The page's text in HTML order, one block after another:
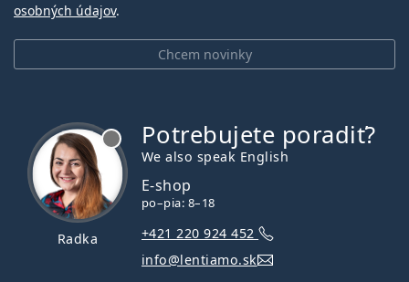
Chcem novinky
osobných údajov.
Radka
Potrebujete poradiť?
We also speak English
E-shop
po–pia: 8–18
+421 220 924 452
info@lentiamo.sk